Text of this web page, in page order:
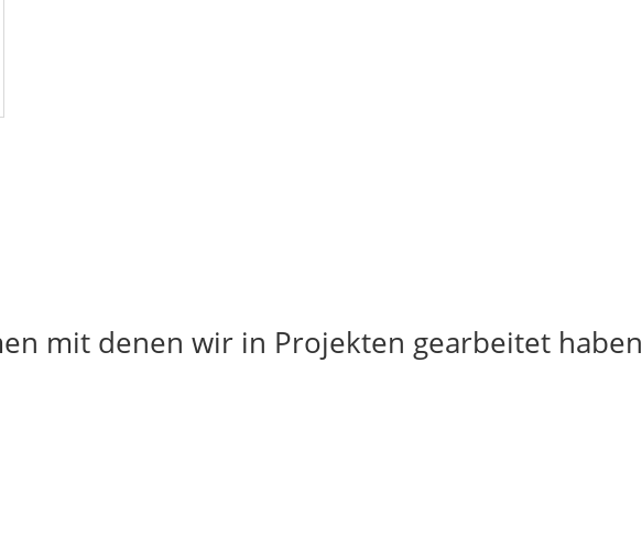
mit denen wir in Projekten gearbeitet haben